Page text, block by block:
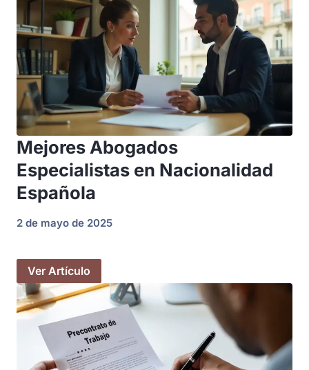
Mejores Abogados
Especialistas en Nacionalidad
Española
2 de mayo de 2025
Ver Artículo